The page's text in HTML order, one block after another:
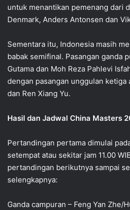
untuk menantikan pemenang dari
Denmark, Anders Antonsen dan
Sementara itu, Indonesia masih
babak semifinal. Pasangan ganda
Gutama dan Moh Reza Pahlevi
dengan pasangan unggulan ketiga
dan Ren Xiang Yu.
Hasil dan Jadwal China Masters
Pertandingan pertama dimulai
setempat atau sekitar jam 11.00
pertandingan berikutnya sampai
selengkapnya:
Ganda campuran – Feng Yan Zhe/